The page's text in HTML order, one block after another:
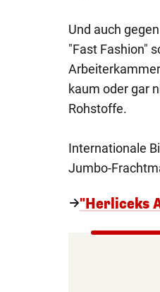
Und auch
"Fast Fashion"
kaum oder gar
Rohstoffe.
Internationale
Jumbo-
"Herliceks